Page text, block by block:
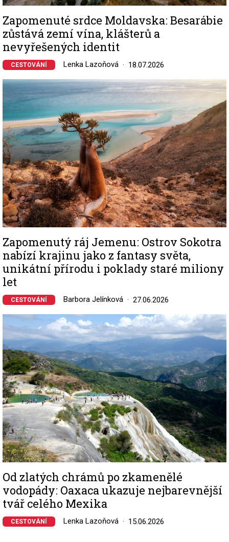
Zapomenuté srdce Moldavska: Besarábie
zůstává zemí vína, klášterů a
nevyřešených identit
CESTOVÁNÍ Lenka Lazoňová 18.07.2026
Image
Zapomenutý ráj Jemenu: Ostrov Sokotra
nabízí krajinu jako z fantasy světa,
unikátní přírodu i poklady staré miliony
let
CESTOVÁNÍ Barbora Jelínková 27.06.2026
Od zlatých chrámů po zkamenělé
vodopády: Oaxaca ukazuje nejbarevnější
tvář celého Mexika
CESTOVÁNÍ Lenka Lazoňová 15.06.2026